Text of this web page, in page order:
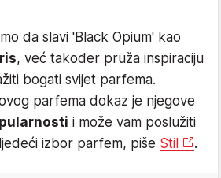
da slavi 'Black Opium' kao
, već također pruža inspiraciju
bogati svijet parfema.
parfema dokaz je njegove
i može vam poslužiti
izbor parfem, piše Stil .